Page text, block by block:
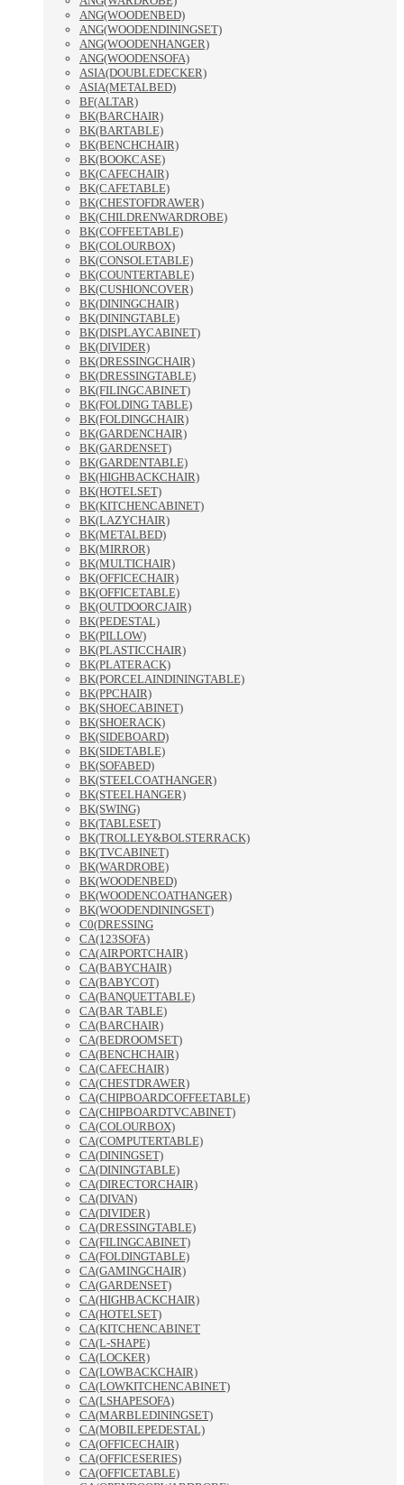
ANG(WOODENBED)
ANG(WOODENDININGSET)
ANG(WOODENHANGER)
ANG(WOODENSOFA)
ASIA(DOUBLEDECKER)
ASIA(METALBED)
BF(ALTAR)
BK(BARCHAIR)
BK(BARTABLE)
BK(BENCHCHAIR)
BK(BOOKCASE)
BK(CAFECHAIR)
BK(CAFETABLE)
BK(CHESTOFDRAWER)
BK(CHILDRENWARDROBE)
BK(COFFEETABLE)
BK(COLOURBOX)
BK(CONSOLETABLE)
BK(COUNTERTABLE)
BK(CUSHIONCOVER)
BK(DININGCHAIR)
BK(DININGTABLE)
BK(DISPLAYCABINET)
BK(DIVIDER)
BK(DRESSINGCHAIR)
BK(DRESSINGTABLE)
BK(FILINGCABINET)
BK(FOLDING TABLE)
BK(FOLDINGCHAIR)
BK(GARDENCHAIR)
BK(GARDENSET)
BK(GARDENTABLE)
BK(HIGHBACKCHAIR)
BK(HOTELSET)
BK(KITCHENCABINET)
BK(LAZYCHAIR)
BK(METALBED)
BK(MIRROR)
BK(MULTICHAIR)
BK(OFFICECHAIR)
BK(OFFICETABLE)
BK(OUTDOORCJAIR)
BK(PEDESTAL)
BK(PILLOW)
BK(PLASTICCHAIR)
BK(PLATERACK)
BK(PORCELAINDININGTABLE)
BK(PPCHAIR)
BK(SHOECABINET)
BK(SHOERACK)
BK(SIDEBOARD)
BK(SIDETABLE)
BK(SOFABED)
BK(STEELCOATHANGER)
BK(STEELHANGER)
BK(SWING)
BK(TABLESET)
BK(TROLLEY&BOLSTERRACK)
BK(TVCABINET)
BK(WARDROBE)
BK(WOODENBED)
BK(WOODENCOATHANGER)
BK(WOODENDININGSET)
C0(DRESSING
CA(123SOFA)
CA(AIRPORTCHAIR)
CA(BABYCHAIR)
CA(BABYCOT)
CA(BANQUETTABLE)
CA(BAR TABLE)
CA(BARCHAIR)
CA(BEDROOMSET)
CA(BENCHCHAIR)
CA(CAFECHAIR)
CA(CHESTDRAWER)
CA(CHIPBOARDCOFFEETABLE)
CA(CHIPBOARDTVCABINET)
CA(COLOURBOX)
CA(COMPUTERTABLE)
CA(DININGSET)
CA(DININGTABLE)
CA(DIRECTORCHAIR)
CA(DIVAN)
CA(DIVIDER)
CA(DRESSINGTABLE)
CA(FILINGCABINET)
CA(FOLDINGTABLE)
CA(GAMINGCHAIR)
CA(GARDENSET)
CA(HIGHBACKCHAIR)
CA(HOTELSET)
CA(KITCHENCABINET
CA(L-SHAPE)
CA(LOCKER)
CA(LOWBACKCHAIR)
CA(LOWKITCHENCABINET)
CA(LSHAPESOFA)
CA(MARBLEDININGSET)
CA(MOBILEPEDESTAL)
CA(OFFICECHAIR)
CA(OFFICESERIES)
CA(OFFICETABLE)